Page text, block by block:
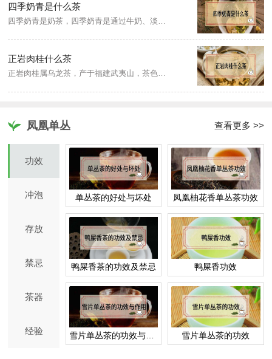
四季奶青是什么茶
正岩肉桂什么茶
凤凰单丛 查看更多 >>
功效
冲泡
存放
禁忌
茶器
经验
单丛茶的好处与坏处 凤凰柚花香单丛茶功效
鸭屎香茶的功效及禁忌 鸭屎香功效
雪片单丛茶的功效与作用 雪片单丛茶的功效